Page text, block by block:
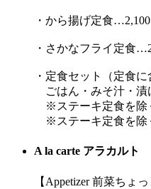
・から揚げ定食…2,100
・さかなフライ定食
・定食セット（定食に
ごはん・みそ汁・漬
※ステーキ定食を除
※ステーキ定食を除
A la carte アラカルト
【Appetizer 前菜ちょっ